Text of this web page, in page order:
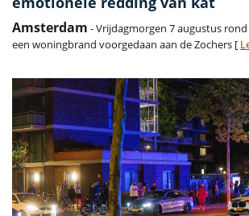
Amsterdam - Vrijdagmorgen 7 augustus
een woningbrand voorgedaan aan de Zochers [